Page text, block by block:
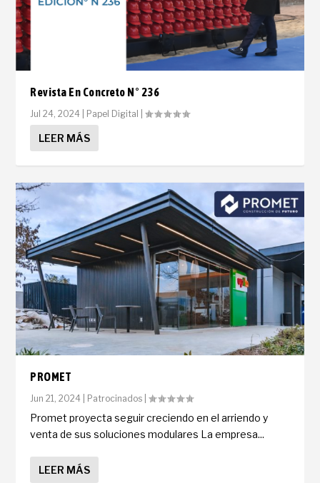
Revista En Concreto N° 236
Jul 24, 2024 Papel Digital |
LEER MÁS
PROMET
Jun 21, 2024 Patrocinados |
Promet proyecta seguir creciendo en el arriendo y
venta de sus soluciones modulares La empresa...
LEER MÁS